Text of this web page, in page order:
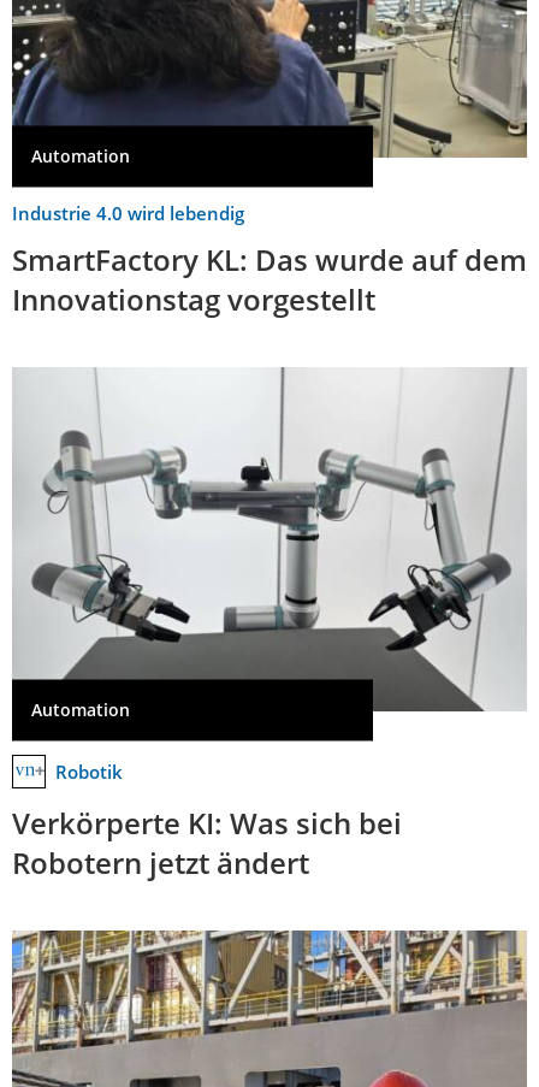
Automation
Industrie 4.0 wird lebendig
SmartFactory KL: Das wurde auf dem
Innovationstag vorgestellt
Automation
Robotik
Verkörperte KI: Was sich bei
Robotern jetzt ändert